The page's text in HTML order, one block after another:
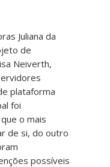
Juliana da
de
Neiverth,
plataforma
foi
o mais
de si, do outro
possíveis